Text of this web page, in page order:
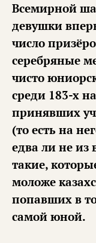
Всемирной
девушки
число
серебряные
чисто
среди 183-х
принявших
(то есть на
едва ли не из
такие,
моложе
попавших в
самой юной.